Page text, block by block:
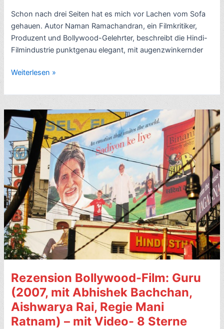
Schon nach drei Seiten hat es mich vor Lachen vom Sofa
gehauen. Autor Naman Ramachandran, ein Filmkritiker,
Produzent und Bollywood-Gelehrter, beschreibt die Hindi-
Filmindustrie punktgenau elegant, mit augenzwinkernder
Rezension
Buch:
Lights,
Camera,
Masala:
Making
Movies
in
Mumbai
(2006)
–
9
Sterne
Weiterlesen »
Rezension Bollywood-Film: Guru
(2007, mit Abhishek Bachchan,
Aishwarya Rai, Regie Mani
Ratnam) – mit Video- 8 Sterne